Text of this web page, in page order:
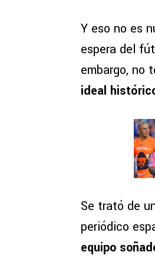
Y eso no es
espera del
embargo, no
ideal
Se trató de
periódico
equipo